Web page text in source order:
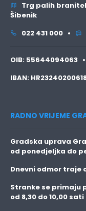
Trg palih
Šibenik
022 431 000 •
OIB: 55644094063 •
IBAN:
RADNO VRIJEME
Gradska uprava
od ponedjeljka do
Dnevni odmor traje
Stranke se primaju
od 8,30 do 10,00